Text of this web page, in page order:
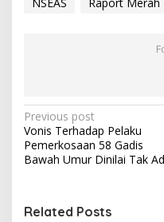
P
o
s
n
Previous post
Vonis Terhadap Pelaku
Pemerkosaan 58 Gadis
Bawah Umur Dinilai Tak
Related Posts